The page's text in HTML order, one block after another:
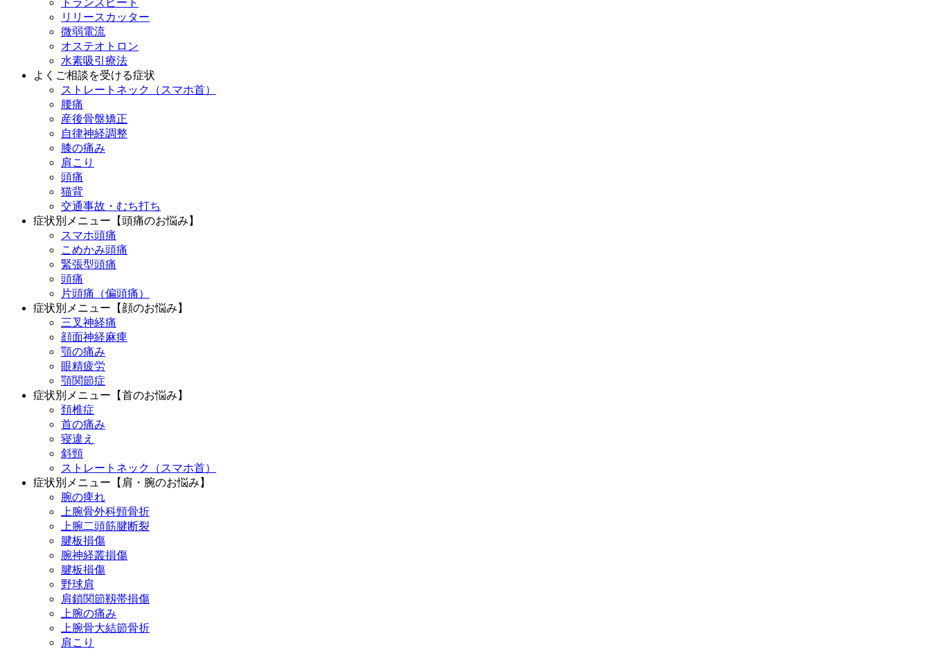
トランスビート
リリースカッター
微弱電流
オステオトロン
水素吸引療法
よくご相談を受ける症状
ストレートネック（スマホ首）
腰痛
産後骨盤矯正
自律神経調整
膝の痛み
肩こり
頭痛
猫背
交通事故・むち打ち
症状別メニュー【頭痛のお悩み】
スマホ頭痛
こめかみ頭痛
緊張型頭痛
頭痛
片頭痛（偏頭痛）
症状別メニュー【顔のお悩み】
三叉神経痛
顔面神経麻痺
顎の痛み
眼精疲労
顎関節症
症状別メニュー【首のお悩み】
頚椎症
首の痛み
寝違え
斜頸
ストレートネック（スマホ首）
症状別メニュー【肩・腕のお悩み】
腕の痺れ
上腕骨外科頸骨折
上腕二頭筋腱断裂
腱板損傷
腕神経叢損傷
腱板損傷
野球肩
肩鎖関節靱帯損傷
上腕の痛み
上腕骨大結節骨折
肩こり